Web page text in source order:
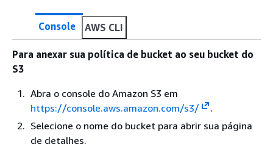
Console AWS CLI
Para anexar sua política de bucket ao seu bucket do
S3
Abra o console do Amazon S3 em
https://console.aws.amazon.com/s3/
.
Selecione o nome do bucket para abrir sua página
de detalhes.